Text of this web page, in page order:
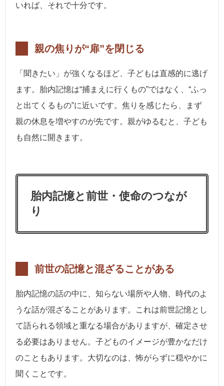
いれば、それで十分です。
親の焦りが“扉”を閉じる
「聞きたい」が強くなるほど、子どもは直感的に逃げ
ます。胎内記憶は“捕まえに行くもの”ではなく、“ふっ
と出てくるもの”に近いです。焦りを感じたら、まず
親の休息を増やすのが先です。親がゆるむと、子ども
も自然に開きます。
胎内記憶と前世・使命のつなが
り
前世の記憶と混ざることがある
胎内記憶の話の中に、知らない場所や人物、時代のよ
うな話が混ざることがあります。これは前世記憶とし
て語られる領域と重なる場合がありますが、確定させ
る必要はありません。子どものイメージが豊かなだけ
のこともあります。大切なのは、怖がらずに穏やかに
聞くことです。